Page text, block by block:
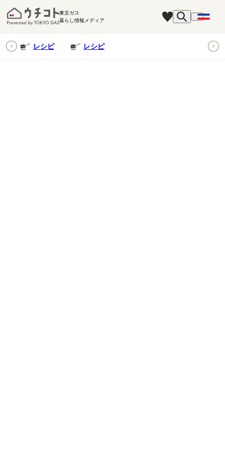
東京ガス
暮らし情報メディア
レシピ レシピ